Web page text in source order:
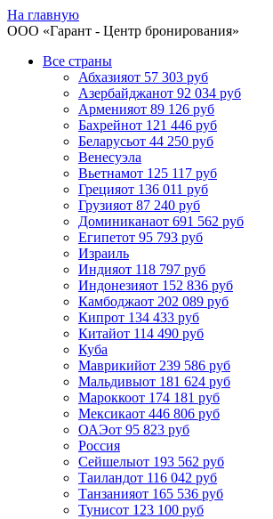
На главную
ООО «Гарант - Центр бронирования»
Все страны
Абхазияот 57 303 руб
Азербайджанот 92 034 руб
Арменияот 89 126 руб
Бахрейнот 121 446 руб
Беларусьот 44 250 руб
Венесуэла
Вьетнамот 125 117 руб
Грецияот 136 011 руб
Грузияот 87 240 руб
Доминиканаот 691 562 руб
Египетот 95 793 руб
Израиль
Индияот 118 797 руб
Индонезияот 152 836 руб
Камбоджаот 202 089 руб
Кипрот 134 433 руб
Китайот 114 490 руб
Куба
Маврикийот 239 586 руб
Мальдивыот 181 624 руб
Мароккоот 174 181 руб
Мексикаот 446 806 руб
ОАЭот 95 823 руб
Россия
Сейшелыот 193 562 руб
Таиландот 116 042 руб
Танзанияот 165 536 руб
Тунисот 123 100 руб